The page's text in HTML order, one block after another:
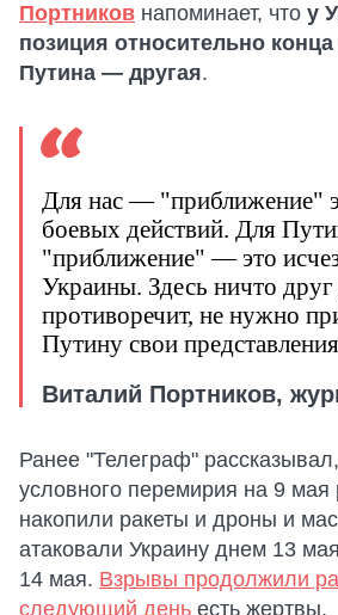
Портников напоминает, что у
позиция относительно
Путина — другая.
Для нас — "приближение"
боевых действий. Для
"приближение" — это
Украины. Здесь ничто
противоречит, не нужно
Путину свои
Виталий Портников,
Ранее "Телеграф"
условного перемирия на 9 мая
накопили ракеты и дроны и
атаковали Украину днем 13
14 мая. Взрывы продолжили
следующий день есть жертвы.